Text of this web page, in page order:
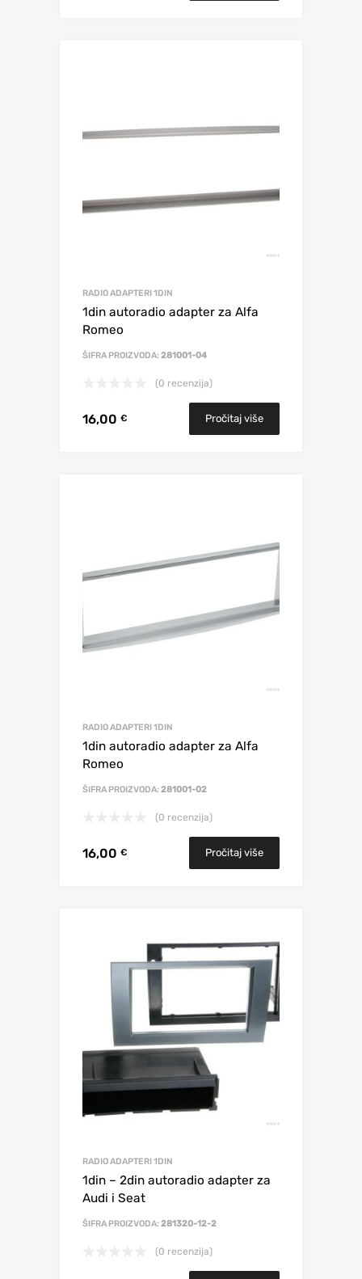
RADIO ADAPTERI 1DIN
1din autoradio adapter za Alfa
Romeo
ŠIFRA PROIZVODA: 281001-04
(0 recenzija)
16,00 € Pročitaj više
RADIO ADAPTERI 1DIN
1din autoradio adapter za Alfa
Romeo
ŠIFRA PROIZVODA: 281001-02
(0 recenzija)
16,00 € Pročitaj više
RADIO ADAPTERI 1DIN
1din – 2din autoradio adapter za
Audi i Seat
ŠIFRA PROIZVODA: 281320-12-2
(0 recenzija)